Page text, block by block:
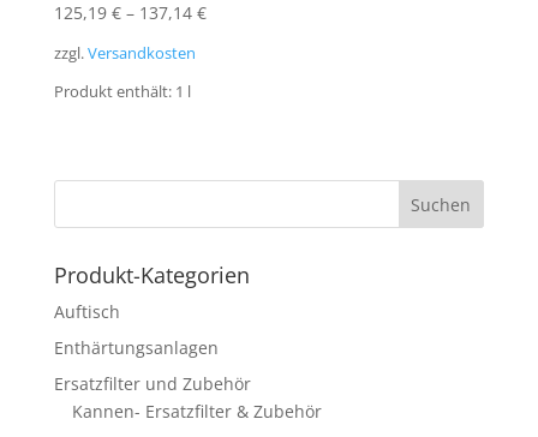
125,19 €– 137,14 €
zzgl.Versandkosten
Produkt enthält: 1 l
Produkt-Kategorien
Auftisch
Enthärtungsanlagen
Ersatzfilter und Zubehör
Kannen- Ersatzfilter & Zubehör